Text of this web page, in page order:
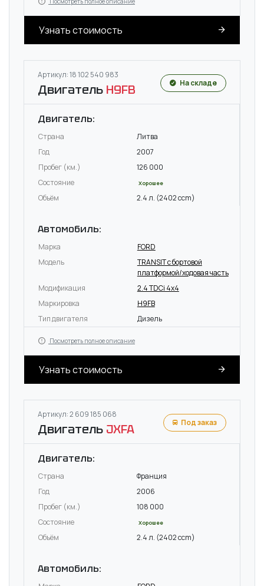
Узнать стоимость
Артикул: 18 102 540 983
Двигатель H9FB На складе
Двигатель:
Страна
Литва
Год
2007
Пробег (км.)
126 000
Состояние
Хорошее
Объём 2.4 л. (2402 ccm)
Автомобиль:
Марка
FORD
Модель
TRANSIT c бортовой
платформой/ходовая часть
Модификация
2.4 TDCi 4x4
Маркировка
H9FB
Тип двигателя
Дизель
Посмотреть полное описание
Узнать стоимость
Артикул: 2 609 185 068
Двигатель JXFA Под заказ
Двигатель:
Страна
Франция
Год
2006
Пробег (км.)
108 000
Состояние
Хорошее
Объём 2.4 л. (2402 ccm)
Автомобиль: